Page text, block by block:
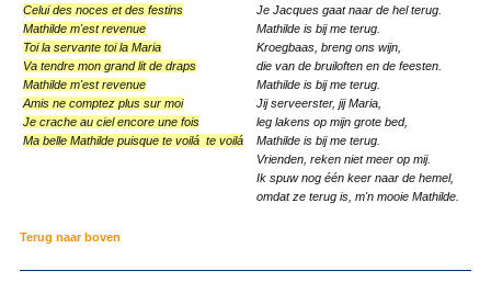
Celui des noces et des festins
Mathilde m'est revenue
Toi la servante toi la Maria
Va tendre mon grand lit de draps
Mathilde m'est revenue
Amis ne comptez plus sur moi
Je crache au ciel encore une fois
Ma belle Mathilde puisque te voilá te voilá
Je Jacques gaat naar de hel terug.
Mathilde is bij me terug.
Kroegbaas, breng ons wijn,
die van de bruiloften en de feesten.
Mathilde is bij me terug.
Jij serveerster, jij Maria,
leg lakens op mijn grote bed,
Mathilde is bij me terug.
Vrienden, reken niet meer op mij.
Ik spuw nog één keer naar de hemel,
omdat ze terug is, m'n mooie Mathilde.
Terug naar boven